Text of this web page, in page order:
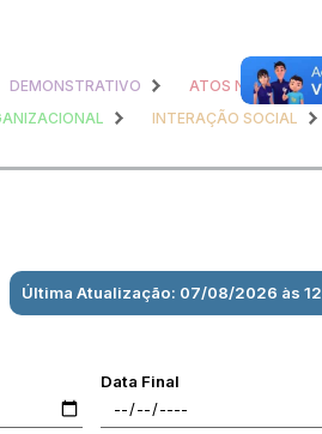
DEMONSTRATIVO
ATOS
INTERAÇÃO SOCIAL
Última Atualização: 07/08/2026 às
Data Final